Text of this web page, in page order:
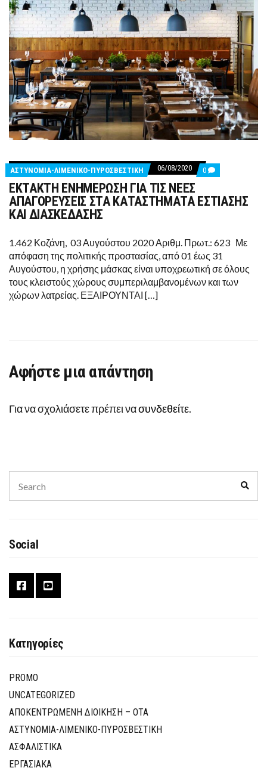
ΑΣΤΥΝΟΜΙΑ-ΛΙΜΕΝΙΚΟ-ΠΥΡΟΣΒΕΣΤΙΚΗ 06/08/2020 0 COMMENTS
ON
ΕΝΗΜΕΡΩΣΗ
ΓΙΑ
ΣΤΑ
ΕΣΤΙΑΣΗΣ
ΚΑΙ
ΔΙΑΣΚΕΔΑΣΗΣ
ΕΚΤΑΚΤΗ ΕΝΗΜΕΡΩΣΗ ΓΙΑ ΤΙΣ ΝΕΕΣ
ΑΠΑΓΟΡΕΥΣΕΙΣ ΣΤΑ ΚΑΤΑΣΤΗΜΑΤΑ ΕΣΤΙΑΣΗΣ
ΚΑΙ ΔΙΑΣΚΕΔΑΣΗΣ
1.462 Κοζάνη, 03 Αυγούστου 2020 Αριθμ. Πρωτ.: 623 Με
απόφαση της πολιτικής προστασίας, από 01 έως 31
Αυγούστου, η χρήσης μάσκας είναι υποχρεωτική σε όλους
τους κλειστούς χώρους συμπεριλαμβανομένων και των
χώρων λατρείας. ΕΞΑΙΡΟΥΝΤΑΙ […]
Αφήστε μια απάντηση
Για να σχολιάσετε πρέπει νασυνδεθείτε.
for:
Social
Κατηγορίες
PROMO
UNCATEGORIZED
ΑΠΟΚΕΝΤΡΩΜΕΝΗ ΔΙΟΙΚΗΣΗ – ΟΤΑ
ΑΣΤΥΝΟΜΙΑ-ΛΙΜΕΝΙΚΟ-ΠΥΡΟΣΒΕΣΤΙΚΗ
ΑΣΦΑΛΙΣΤΙΚΑ
ΕΡΓΑΣΙΑΚΑ